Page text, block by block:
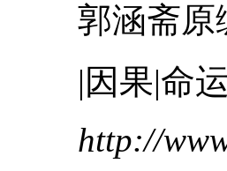
郭涵斋原
|因果|命
http://